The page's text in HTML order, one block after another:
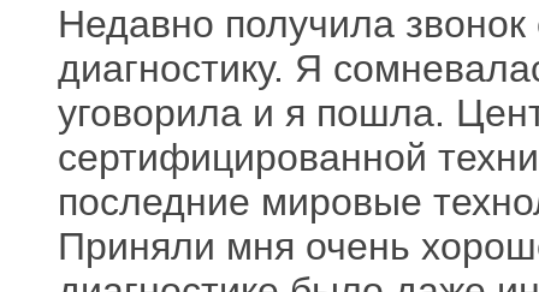
Недавно получила
диагностику. Я
уговорила и я пошла.
сертифицированной
последние мировые
Приняли мня очень